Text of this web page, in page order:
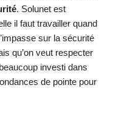
. Solunet est
il faut travailler quand
sur la sécurité
qu’on veut respecter
investi dans
de pointe pour